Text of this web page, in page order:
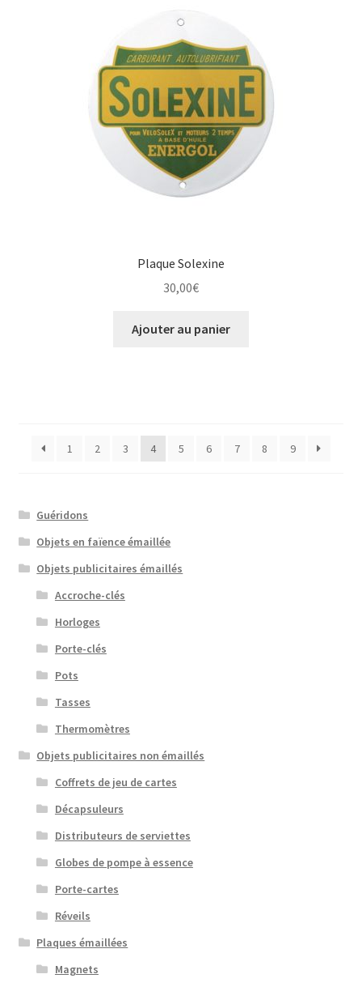
Plaque Solexine
30,00€
Ajouter au panier
1 2 3 4 5 6 7 8 9
Guéridons
Objets en faïence émaillée
Objets publicitaires émaillés
Accroche-clés
Horloges
Porte-clés
Pots
Tasses
Thermomètres
Objets publicitaires non émaillés
Coffrets de jeu de cartes
Décapsuleurs
Distributeurs de serviettes
Globes de pompe à essence
Porte-cartes
Réveils
Plaques émaillées
Magnets